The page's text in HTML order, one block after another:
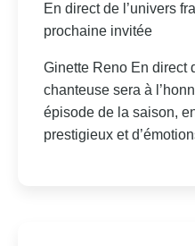
En direct de l’univers
prochaine invitée
Ginette Reno En direct
chanteuse sera à
épisode de la saison,
prestigieux et